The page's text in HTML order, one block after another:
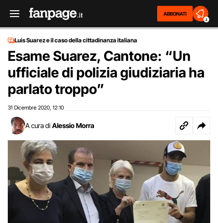
ABBONATI
2
Luis Suarez e il caso della cittadinanza italiana
Esame Suarez, Cantone: “Un
ufficiale di polizia giudiziaria ha
parlato troppo”
31 Dicembre 2020 12:10
A cura di Alessio Morra